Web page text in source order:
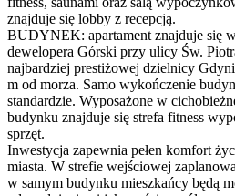
znajduje się lobby z recepcją.
BUDYNEK: apartament znajduje się
dewelopera Górski przy ulicy Św.
najbardziej prestiżowej dzielnicy
m od morza. Samo wykończenie
standardzie. Wyposażone w
budynku znajduje się strefa fitness
sprzęt.
Inwestycja zapewnia pełen komfort
miasta. W strefie wejściowej
w samym budynku mieszkańcy będą